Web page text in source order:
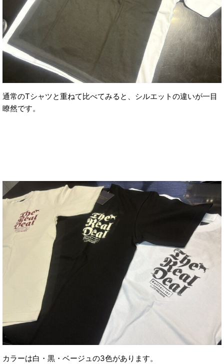
通常のTシャツと重ねて比べてみると、シルエットの違いが一目
瞭然です。
カラーは白・黒・ベージュの3色があります。